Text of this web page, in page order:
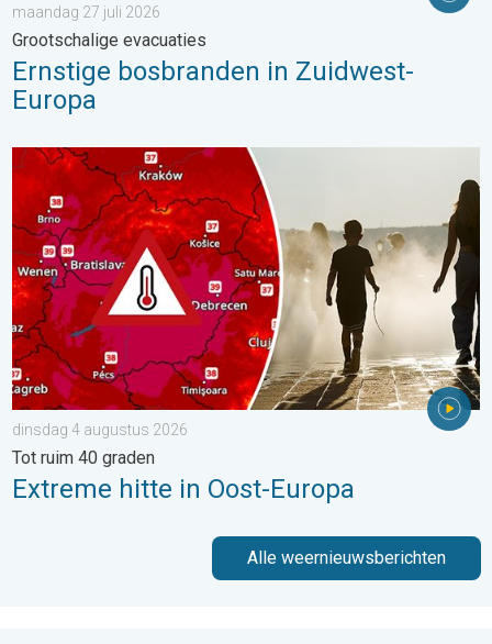
maandag 27 juli 2026
Grootschalige evacuaties
Ernstige bosbranden in Zuidwest-
Europa
Extreme hitte in Oost-Europa. Tot ruim 40 graden. . . dinsdag
dinsdag 4 augustus 2026
Tot ruim 40 graden
Extreme hitte in Oost-Europa
Alle weernieuwsberichten